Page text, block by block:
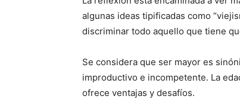
algunas ideas tipificadas como
discriminar todo aquello que tiene
Se considera que ser mayor es
improductivo e incompetente. La
ofrece ventajas y desafíos.